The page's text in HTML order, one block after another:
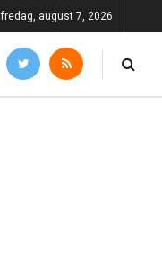
fredag, august 7, 2026